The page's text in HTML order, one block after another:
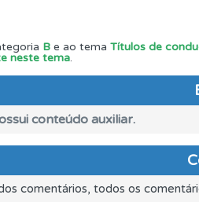
dá-lhe uma ideia da sua
testes no seu perfil.
B e ao tema Títulos de
neste tema.
conteúdo auxiliar.
comentários, todos os